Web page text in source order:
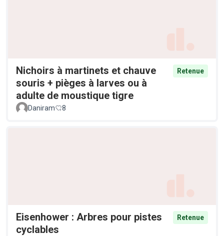
Nichoirs à martinets et chauve
souris + pièges à larves ou à
adulte de moustique tigre
Retenue
Daniram 8
Eisenhower : Arbres pour pistes
cyclables
Retenue